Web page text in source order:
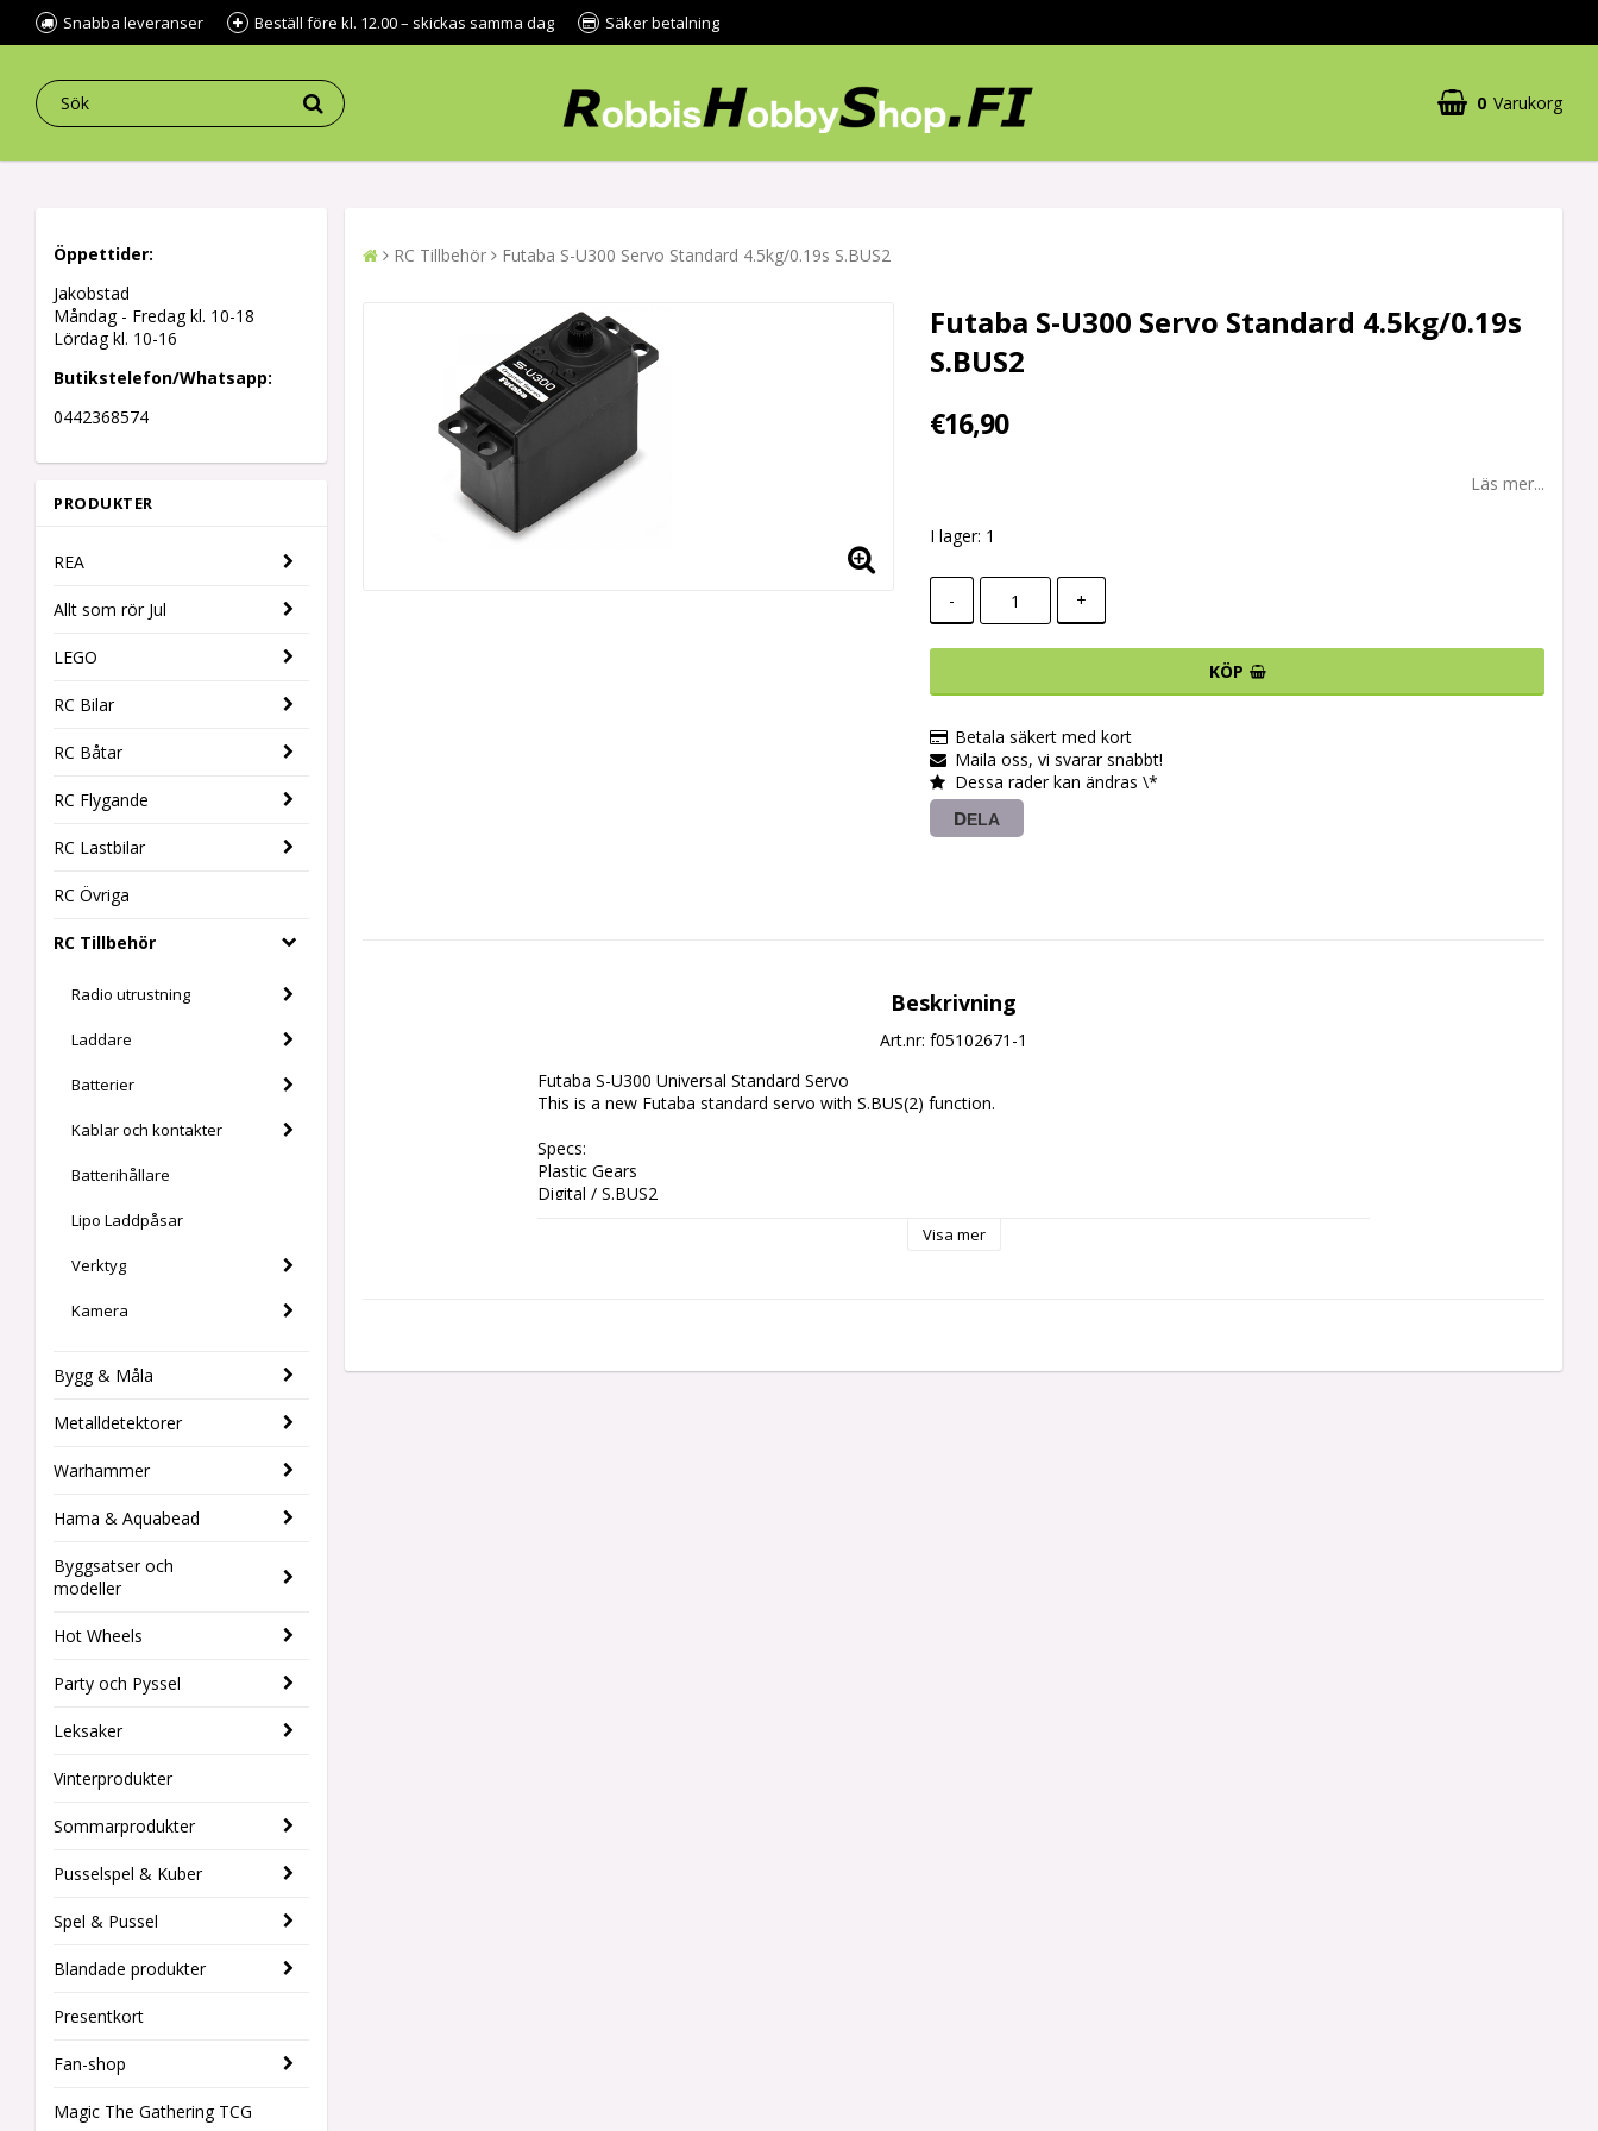
Snabba leveranser Beställ före kl. 12.00 – skickas samma dag Säker betalning
0 Varukorg
Öppettider:
Jakobstad
Måndag - Fredag kl. 10-18
Lördag kl. 10-16
Butikstelefon/Whatsapp:
0442368574
PRODUKTER
REA
Allt som rör Jul
LEGO
RC Bilar
RC Båtar
RC Flygande
RC Lastbilar
RC Övriga
RC Tillbehör
Radio utrustning
Laddare
Batterier
Kablar och kontakter
Batterihållare
Lipo Laddpåsar
Verktyg
Kamera
Bygg & Måla
Metalldetektorer
Warhammer
Hama & Aquabead
Byggsatser och
modeller
Hot Wheels
Party och Pyssel
Leksaker
Vinterprodukter
Sommarprodukter
Pusselspel & Kuber
Spel & Pussel
Blandade produkter
Presentkort
Fan-shop
Magic The Gathering TCG
RC Tillbehör Futaba S-U300 Servo Standard 4.5kg/0.19s S.BUS2
Futaba S-U300 Servo Standard 4.5kg/0.19s
S.BUS2
€16,90
Läs mer...
I lager: 1
- +
KÖP
Betala säkert med kort
Maila oss, vi svarar snabbt!
Dessa rader kan ändras \*
DELA
Beskrivning
Art.nr: f05102671-1
Futaba S-U300 Universal Standard Servo
This is a new Futaba standard servo with S.BUS(2) function.
Specs:
Plastic Gears
Digital / S.BUS2
Visa mer